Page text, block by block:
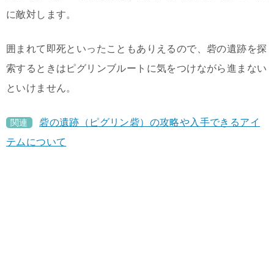
に敵対します。
囲まれて即死といったこともありえるので、砦の遺跡を探
索するときはピグリンブルートに気をつけながら進まない
といけません。
関連
砦の遺跡（ピグリン砦）の攻略や入手できるアイ
テムについて